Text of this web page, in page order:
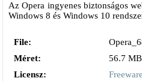
Az Opera ingyenes biztonságos
Windows 8 és Windows 10
File:
Méret:
56.7 MB
Licensz:
Freeware